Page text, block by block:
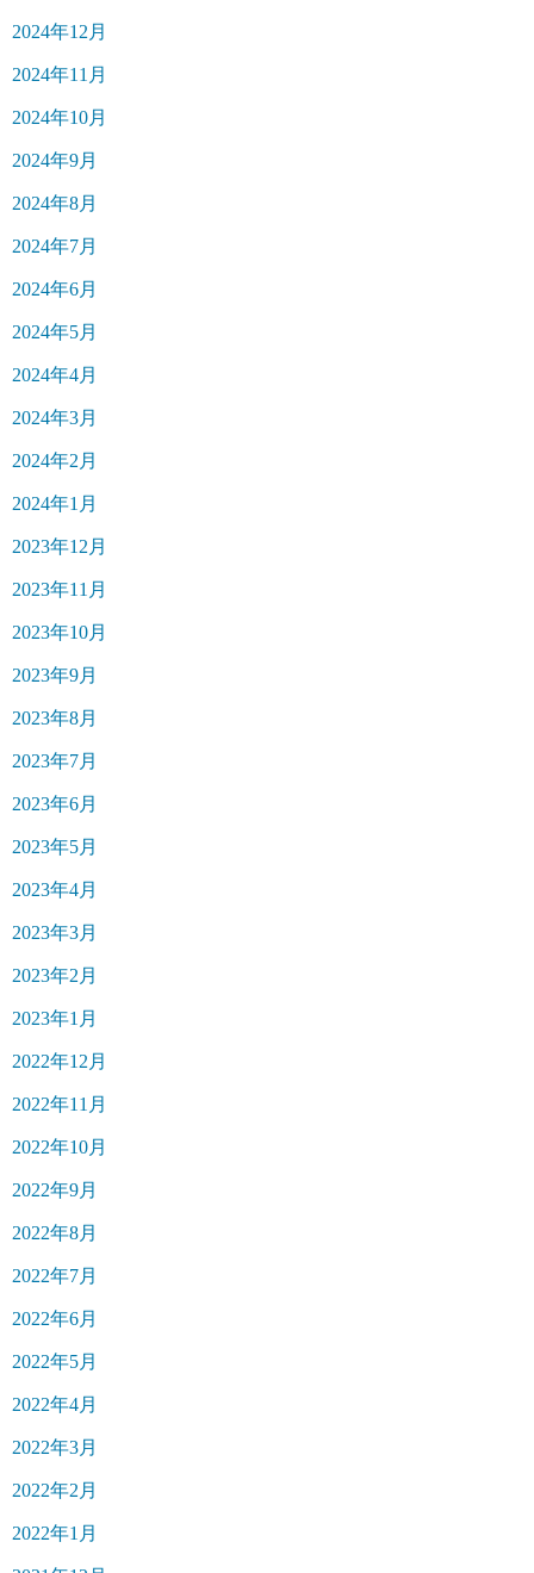
2024年12月
2024年11月
2024年10月
2024年9月
2024年8月
2024年7月
2024年6月
2024年5月
2024年4月
2024年3月
2024年2月
2024年1月
2023年12月
2023年11月
2023年10月
2023年9月
2023年8月
2023年7月
2023年6月
2023年5月
2023年4月
2023年3月
2023年2月
2023年1月
2022年12月
2022年11月
2022年10月
2022年9月
2022年8月
2022年7月
2022年6月
2022年5月
2022年4月
2022年3月
2022年2月
2022年1月